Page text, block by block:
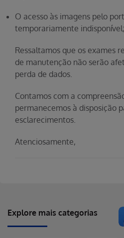
O acesso às imagens pelo
temporariamente indisponível;
Ressaltamos que os exames
de manutenção não serão
perda de dados.
Contamos com a
permanecemos à disposição
esclarecimentos.
Atenciosamente,
Explore mais categorias